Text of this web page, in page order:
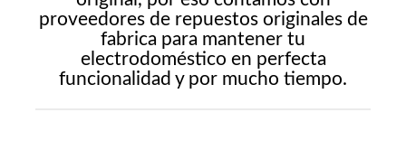
proveedores de repuestos originales de
fabrica para mantener tu
electrodoméstico en perfecta
funcionalidad y por mucho tiempo.